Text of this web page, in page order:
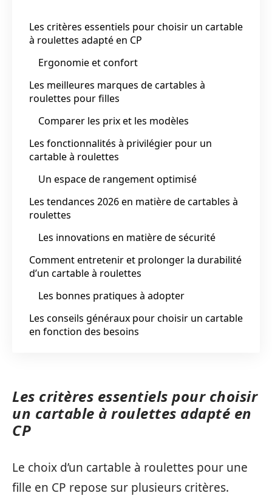
Les critères essentiels pour choisir un cartable
à roulettes adapté en CP
Ergonomie et confort
Les meilleures marques de cartables à
roulettes pour filles
Comparer les prix et les modèles
Les fonctionnalités à privilégier pour un
cartable à roulettes
Un espace de rangement optimisé
Les tendances 2026 en matière de cartables à
roulettes
Les innovations en matière de sécurité
Comment entretenir et prolonger la durabilité
d’un cartable à roulettes
Les bonnes pratiques à adopter
Les conseils généraux pour choisir un cartable
en fonction des besoins
Les critères essentiels pour choisir
un cartable à roulettes adapté en
CP
Le choix d’un cartable à roulettes pour une
fille en CP repose sur plusieurs critères.